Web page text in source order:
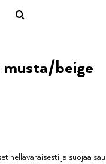
musta/beige
hellävaraisesti ja suojaa